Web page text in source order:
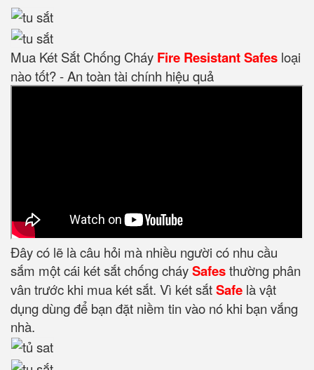
Mua Két Sắt Chống Cháy Fire Resistant Safes loại
nào tốt? - An toàn tài chính hiệu quả
Đây có lẽ là câu hỏi mà nhiều người có nhu cầu
sắm một cái két sắt chống cháySafesthường phân
vân trước khi mua két sắt. Vì két sắtSafe là vật
dụng dùng để bạn đặt niềm tin vào nó khi bạn vắng
nhà.